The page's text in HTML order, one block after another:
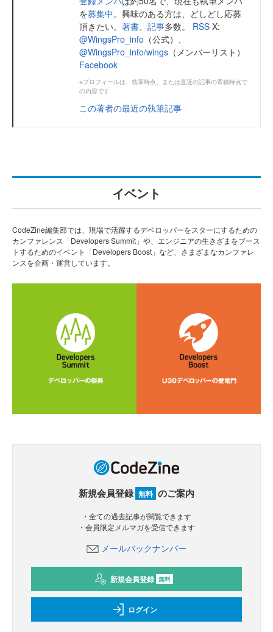
を募集中。興味のある方は、どしどし応募
頂きたい。 著書 記事多数。 RSS X:
@WingsPro_info （公式）、
@WingsPro_info/wings （メンバーリスト）
Facebook
※プロフィールは、執筆時点、または直近の記事の寄稿時点で
の内容です
この著者の最近の執筆記事
イベント
CodeZine編集部では、現場で活躍するデベロッパーをスターにするための
カンファレンス「Developers Summit」や、エンジニアの生きざまをブース
トするためのイベント「Developers Boost」など、さまざまなカンファレ
ンスを企画・運営しています。
新規会員登録 無料 のご案内
・全ての過去記事が閲覧できます
・会員限定メルマガを受信できます
メールバックナンバー
新規会員登録 無料
ログイン